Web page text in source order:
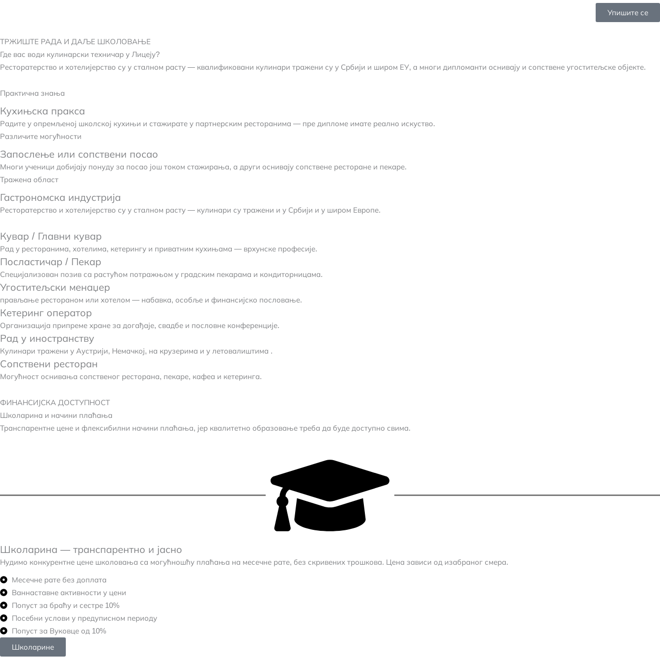
Упишите се
ТРЖИШТЕ РАДА И ДАЉЕ ШКОЛОВАЊЕ
Где вас води кулинарски техничар у Лицеју?
Ресторатерство и хотелијерство су у сталном расту — квалификовани кулинари тражени су у Србији и широм ЕУ, а многи дипломанти оснивају и сопствене угоститељске објекте.
Практична знања
Кухињска пракса
Радите у опремљеној школској кухињи и стажирате у партнерским ресторанима — пре дипломе имате реално искуство.
Различите могућности
Запослење или сопствени посао
Многи ученици добијају понуду за посао још током стажирања, а други оснивају сопствене ресторане и пекаре.
Тражена област
Гастрономска индустрија
Ресторатерство и хотелијерство су у сталном расту — кулинари су тражени и у Србији и у широм Европе.
Кувар / Главни кувар
Рад у ресторанима, хотелима, кетерингу и приватним кухињама — врхунске професије.
Посластичар / Пекар
Специјализован позив са растућом потражњом у градским пекарама и кондиторницама.
Угоститељски менаџер
прављање рестораном или хотелом — набавка, особље и финансијско пословање.
Кетеринг оператор
Организација припреме хране за догађаје, свадбе и пословне конференције.
Рад у иностранству
Кулинари тражени у Аустрији, Немачкој, на крузерима и у летовалиштима .
Сопствени ресторан
Могућност оснивања сопственог ресторана, пекаре, кафеа и кетеринга.
ФИНАНСИЈСКА ДОСТУПНОСТ
Школарина и начини плаћања
Транспарентне цене и флексибилни начини плаћања, јер квалитетно образовање треба да буде доступно свима.
Школарина — транспарентно и јасно
Нудимо конкурентне цене школовања са могућношћу плаћања на месечне рате, без скривених трошкова. Цена зависи од изабраног смера.
Месечне рате без доплата
Ваннаставне активности у цени
Попуст за браћу и сестре 10%
Посебни услови у предуписном периоду
Попуст за Вуковце од 10%
Школарине